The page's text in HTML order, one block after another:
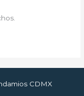
CDMX